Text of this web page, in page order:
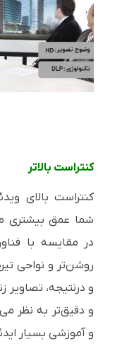
کنتراست بالاتر
کنتراست بالای
شما عمق بیشتری
در مقایسه با
روشن‌تر و نواحی
و درنتیجه، تصاویر
و دقیق‌تر به نظر
و آموزشی بسیار